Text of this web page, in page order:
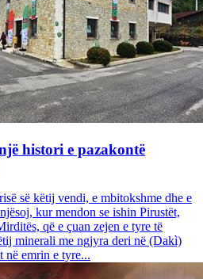
histori e pazakontë
së këtij vendi, e mbitokshme dhe e
kur mendon se ishin Pirustët,
që e çuan zejen e tyre të
minerali me ngjyra deri në (Dakì)
në emrin e tyre...